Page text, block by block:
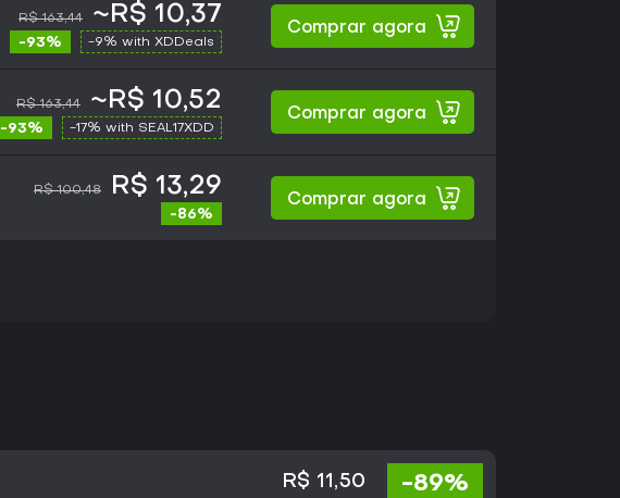
R$ 163,44 ~R$ 10,37
-93% -9% with XDDeals
Comprar agora
R$ 163,44 ~R$ 10,52
-93% -17% with SEAL17XDD
Comprar agora
R$ 100,48 R$ 13,29
-86%
Comprar agora
R$ 11,50 -89%